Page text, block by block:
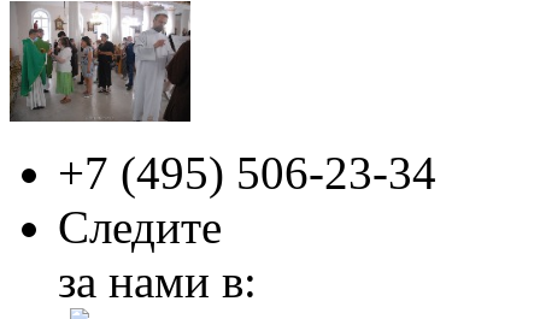
+7 (495) 506-23-34
Следите
за нами в: